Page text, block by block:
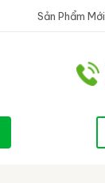
Sản Phẩm Mới